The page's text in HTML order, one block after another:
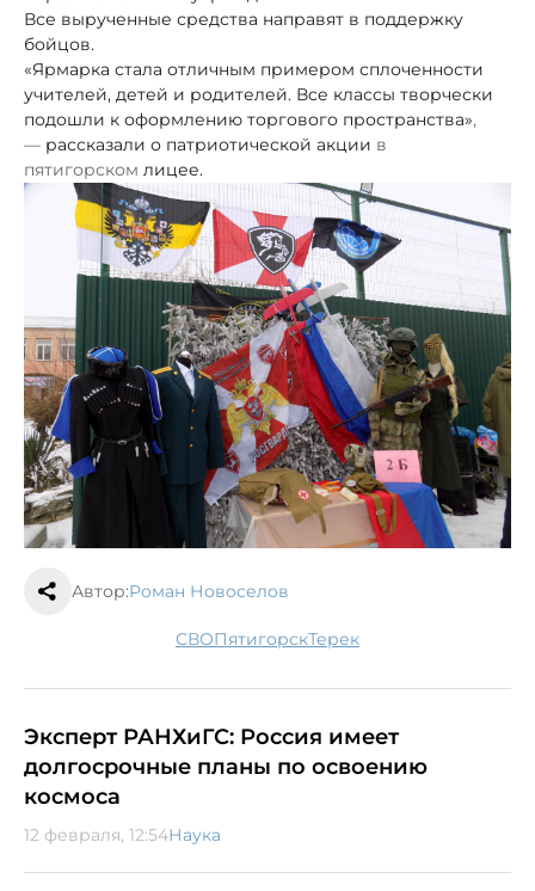
Все вырученные средства направят в поддержку
бойцов.
«Ярмарка стала отличным примером сплоченности
учителей, детей и родителей. Все классы творчески
подошли к оформлению торгового пространства»,
— рассказали о патриотической акции в
пятигорском лицее.
Автор:Роман Новоселов
СВО Пятигорск Терек
Эксперт РАНХиГС: Россия имеет
долгосрочные планы по освоению
космоса
12 февраля, 12:54Наука